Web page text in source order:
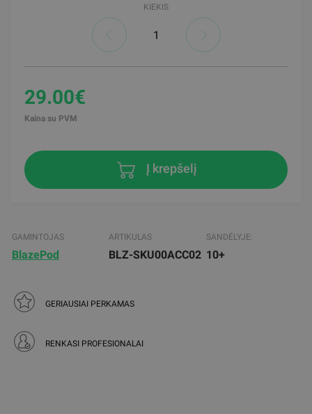
KIEKIS
29.00€
Kaina su PVM
Į krepšelį
GAMINTOJAS
BlazePod
ARTIKULAS
BLZ-SKU00ACC02
SANDĖLYJE:
10+
GERIAUSIAI PERKAMAS
RENKASI PROFESIONALAI